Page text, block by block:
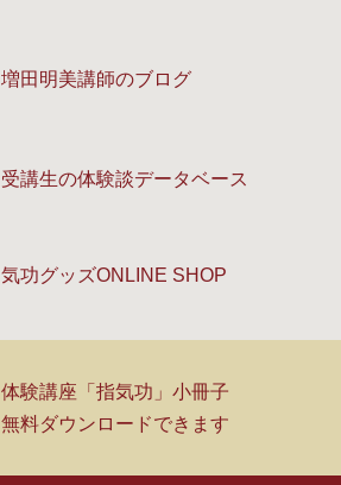
増田明美講師のブログ
受講生の体験談データベース
気功グッズONLINE SHOP
体験講座「指気功」小冊子
無料ダウンロードできます